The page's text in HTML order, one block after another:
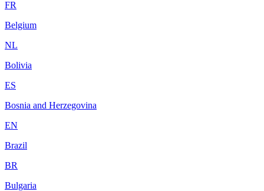
FR
Belgium
NL
Bolivia
ES
Bosnia and Herzegovina
EN
Brazil
BR
Bulgaria